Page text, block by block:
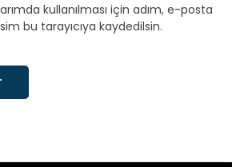
kullanılması için adım, e-posta
bu tarayıcıya kaydedilsin.